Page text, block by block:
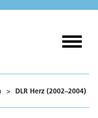
> DLR Herz (2002–2004)